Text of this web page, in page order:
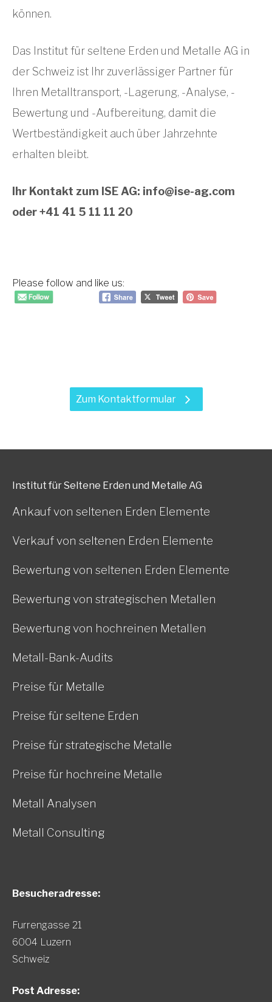
können.
Das Institut für seltene Erden und Metalle AG in
der Schweiz ist Ihr zuverlässiger Partner für
Ihren Metalltransport, -Lagerung, -Analyse, -
Bewertung und -Aufbereitung, damit die
Wertbeständigkeit auch über Jahrzehnte
erhalten bleibt.
Ihr Kontakt zum ISE AG: info@ise-ag.com
oder +41 41 5 11 11 20
Please follow and like us:
Zum Kontaktformular
Institut für Seltene Erden und Metalle AG
Ankauf von seltenen Erden Elemente
Verkauf von seltenen Erden Elemente
Bewertung von seltenen Erden Elemente
Bewertung von strategischen Metallen
Bewertung von hochreinen Metallen
Metall-Bank-Audits
Preise für Metalle
Preise für seltene Erden
Preise für strategische Metalle
Preise für hochreine Metalle
Metall Analysen
Metall Consulting
Besucheradresse:
Furrengasse 21
6004 Luzern
Schweiz
Post Adresse: